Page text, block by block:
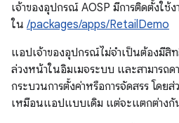
เจ้าของอุปกรณ์ AOSP มีการติดตั้งใช้
ใน /packages/apps/RetailDemo
แอปเจ้าของอุปกรณ์ไม่จำเป็นต้องมีสิ
ล่วงหน้าในอิมเมจระบบ และสามารถด
กระบวนการตั้งค่าหรือการจัดสรร โดย
เหมือนแอปแบบเดิม แต่จะแตกต่างกั